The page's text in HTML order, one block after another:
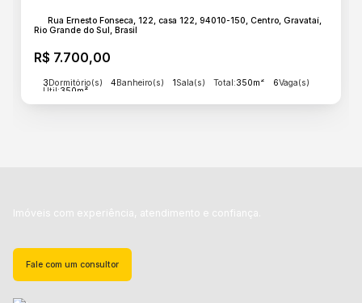
R$ 7.700,00
Rua Ernesto Fonseca, 122, casa 122, 94010-150, Centro, Gravataí,
Rio Grande do Sul, Brasil
3Dormitório(s) 4Banheiro(s) 1Sala(s) Total:350m² 6Vaga(s)
Útil:350m²
Imóveis com experiência, atendimento e confiança.
Fale com um consultor